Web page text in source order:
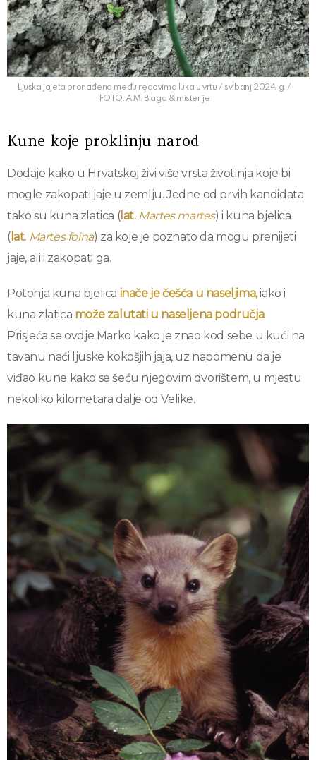
Ljuska jajeta pronađena među redovima luka u vrtu / svibanj 2024. g. /
FOTO: A.M. Blaga & misterije
Kune koje proklinju narod
Dodaje kako u Hrvatskoj živi više vrsta životinja koje bi
mogle zakopati jaje u zemlju. Jedne od prvih kandidata
tako su kuna zlatica ( lat. Martes martes) i kuna bjelica
( lat. Martes foina) za koje je poznato da mogu prenijeti
jaje, ali i zakopati ga.
Potonja kuna bjelica inače je češća u naseljima,iako i
kuna zlatica može zalutati u naseljena područja.
Prisjeća se ovdje Marko kako je znao kod sebe u kući na
tavanu naći ljuske kokošjih jaja, uz napomenu da je
viđao kune kako se šeću njegovim dvorištem, u mjestu
nekoliko kilometara dalje od Velike.